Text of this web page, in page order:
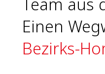
Einen
Bezirks-